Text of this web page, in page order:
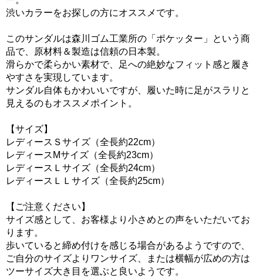
渋いカラーをお探しの方にオススメです。
このサンダルは森川ゴム工業所の「ポケッター」という商
品で、原材料＆製造は信頼の日本製。
滑らかで柔らかい素材で、足への絶妙なフィット感と履き
やすさを実現しています。
サンダル自体もかわいいですが、履いた時に足がスラリと
見えるのもオススメポイント。
【サイズ】
レディースＳサイズ（全長約22cm）
レディースMサイズ（全長約23cm）
レディースＬサイズ（全長約24cm）
レディースＬＬサイズ（全長約25cm）
【ご注意ください】
サイズ感として、お客様より小さめとの声をいただいてお
ります。
歩いていると締め付けを感じる場合があるようですので、
ご自分のサイズよりワンサイズ、または横幅が広めの方は
ツーサイズ大き目を選ぶと良いようです。